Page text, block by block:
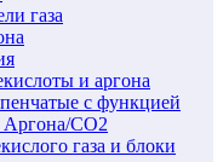
газа
и аргона
c функцией
Аргона/СО2
газа и блоки